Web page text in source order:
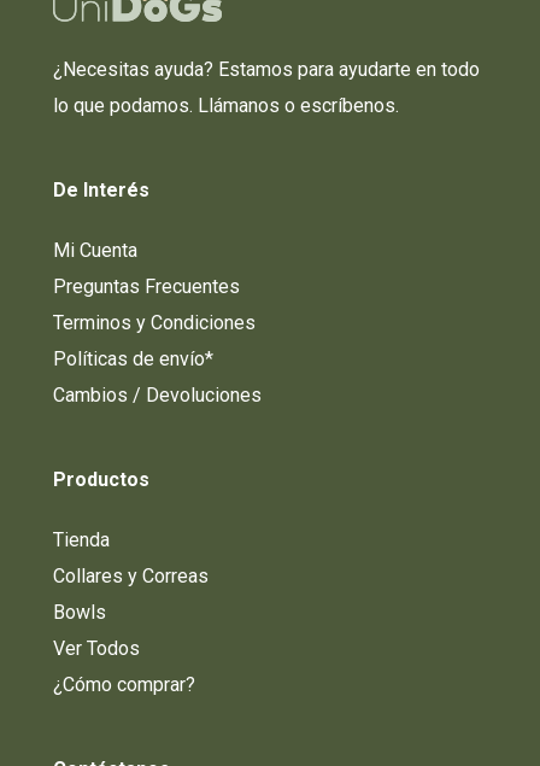
¿Necesitas ayuda? Estamos para ayudarte en todo
lo que podamos. Llámanos o escríbenos.
De Interés
Mi Cuenta
Preguntas Frecuentes
Terminos y Condiciones
Políticas de envío*
Cambios / Devoluciones
Productos
Tienda
Collares y Correas
Bowls
Ver Todos
¿Cómo comprar?